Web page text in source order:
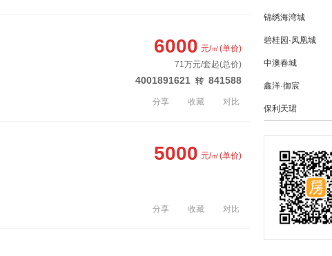
4001891621 转 841588
6000 元/㎡(单价)
71万元/套起(总价)
分享 收藏 对比
5000 元/㎡(单价)
分享 收藏 对比
锦绣海湾城
碧桂园·凤凰城
中澳春城
鑫洋·御宸
保利天珺